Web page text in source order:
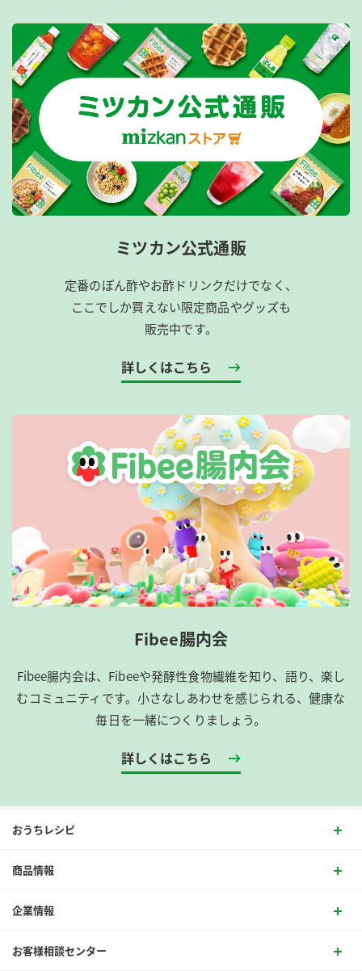
ミツカン公式通販
定番のぽん酢やお酢ドリンクだけでなく、
ここでしか買えない限定商品やグッズも
販売中です。
詳しくはこちら
Fibee腸内会
Fibee腸内会は、​Fibeeや発酵性食物繊維を知り、語り、楽し
むコミュニティです。​小さなしあわせを感じられる、健康な
毎日を一緒につくりましょう。
詳しくはこちら
おうちレシピ
商品情報
企業情報
お客様相談センター